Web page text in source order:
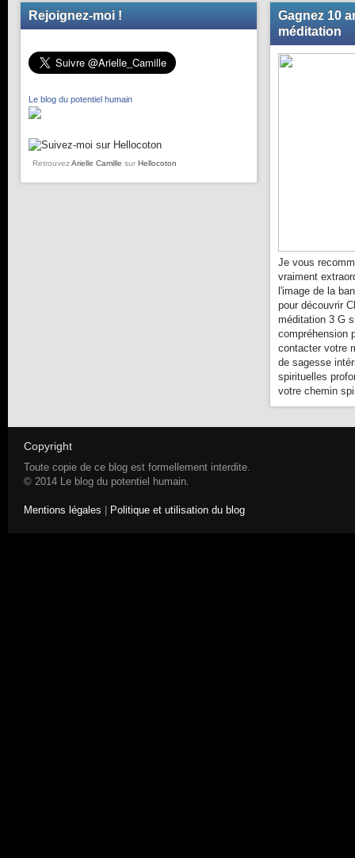
Rejoignez-moi !
Le blog du potentiel humain
RetrouvezArielle Camille sur Hellocoton
Gagnez 10
méditation
Je vous
vraiment
l'image de la
pour découvrir
méditation 3 G
compréhension
contacter votre
de sagesse
spirituelles
votre chemin
Copyright
Toute copie de ce blog est formellement interdite.
© 2014 Le blog du potentiel humain.
Mentions légales Politique et utilisation du blog